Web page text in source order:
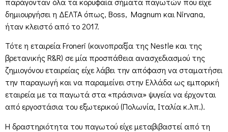
δημιουργήσει η ΔΕΛΤΑ όπως, Boss, Magnum και Nirvana,
ήταν κλειστό από το 2017.
Τότε η εταιρεία Froneri (κοινοπραξία της Nestle και της
βρετανικής R&R) σε μία προσπάθεια ανασχεδιασμού της
ζημιογόνου εταιρείας είχε λάβει την απόφαση να σταματήσει
την παραγωγή και να παραμείνει στην Ελλάδα ως εμπορική
εταιρεία με τα παγωτά στα «πράσινα» ψυγεία να έρχονται
από εργοστάσια του εξωτερικού (Πολωνία, Ιταλία κ.λπ.).
Η δραστηριότητα του παγωτού είχε μεταβιβαστεί από τη